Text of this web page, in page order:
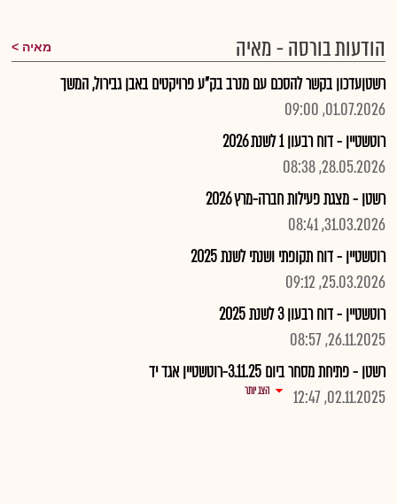
הודעות בורסה - מאיה מאיה
רשטןעדכון בקשר להסכם עם מנרב בק"ע פרויקטים באבן גבירול, המשך
01.07.2026, 09:00
רוטשטיין - דוח רבעון 1 לשנת 2026
28.05.2026, 08:38
רשטן - מצגת פעילות חברה-מרץ 2026
31.03.2026, 08:41
רוטשטיין - דוח תקופתי ושנתי לשנת 2025
25.03.2026, 09:12
רוטשטיין - דוח רבעון 3 לשנת 2025
26.11.2025, 08:57
רשטן - פתיחת מסחר ביום 3.11.25-רוטשטיין אגד יד
02.11.2025, 12:47
הצג יותר